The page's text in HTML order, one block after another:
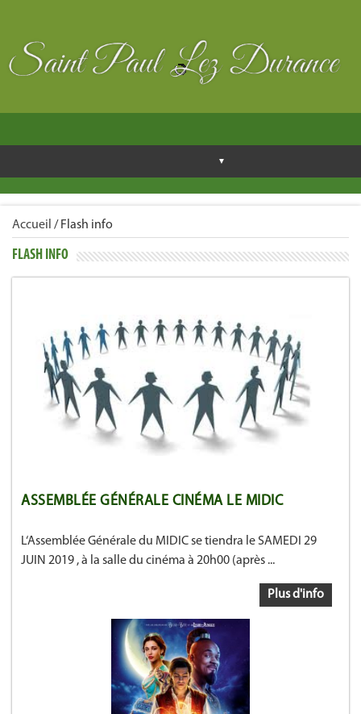
Accueil / Flash info
FLASH INFO
ASSEMBLÉE GÉNÉRALE CINÉMA LE MIDIC
L‘Assemblée Générale du MIDIC se tiendra le SAMEDI 29
JUIN 2019 , à la salle du cinéma à 20h00 (après ...
Plus d'info